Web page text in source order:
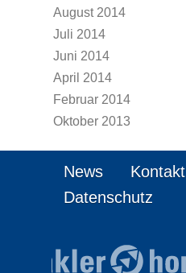
August 2014
Juli 2014
Juni 2014
April 2014
Februar 2014
Oktober 2013
News Kontakt
Datenschutz